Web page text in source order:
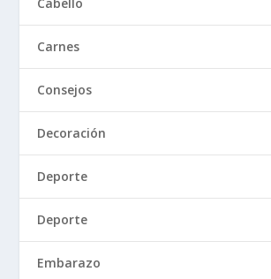
Carnes
Consejos
Decoración
Deporte
Deporte
Embarazo